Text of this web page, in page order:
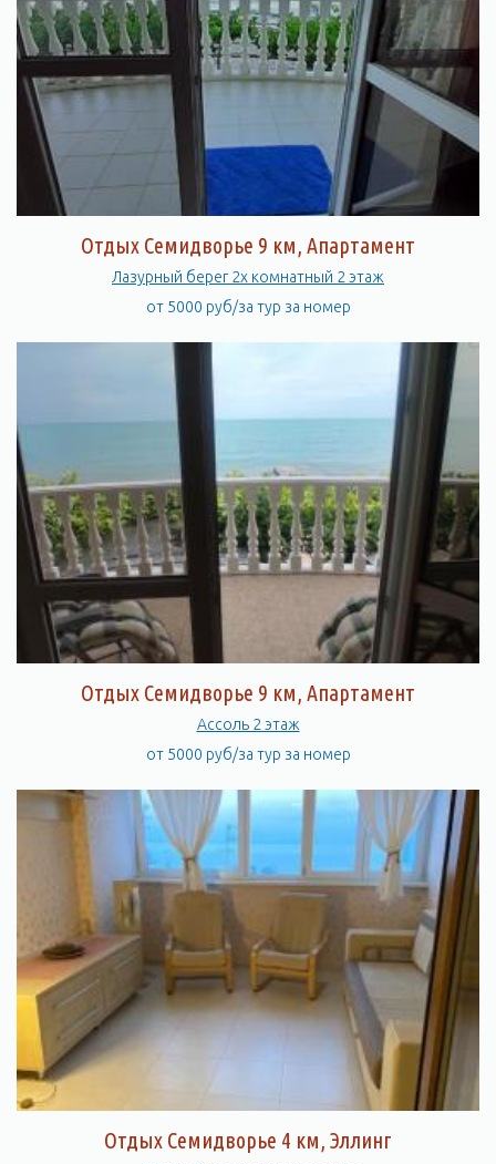
Отдых Семидворье 9 км, Апартамент
Лазурный берег 2х комнатный 2 этаж
от 5000 руб/за тур за номер
Отдых Семидворье 9 км, Апартамент
Ассоль 2 этаж
от 5000 руб/за тур за номер
Отдых Семидворье 4 км, Эллинг